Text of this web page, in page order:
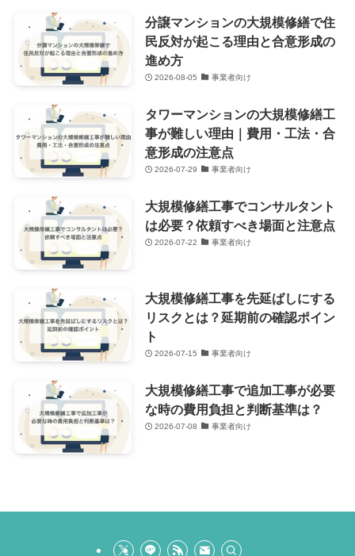
分譲マンションの大規模修繕で住
民反対が起こる理由と合意形成の
進め方
2026-08-05 事業者向け
タワーマンションの大規模修繕工
事が難しい理由｜費用・工法・合
意形成の注意点
2026-07-29 事業者向け
大規模修繕工事でコンサルタント
は必要？依頼すべき場面と注意点
2026-07-22 事業者向け
大規模修繕工事を先延ばしにする
リスクとは？延期前の確認ポイン
ト
2026-07-15 事業者向け
大規模修繕工事で追加工事が必要
な時の費用負担と判断基準は？
2026-07-08 事業者向け